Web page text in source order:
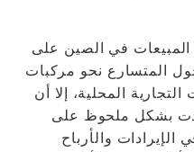
في الصين على
المتسارع نحو مركبات
التجارية المحلية، إلا أن
بشكل ملحوظ على
والأرباح